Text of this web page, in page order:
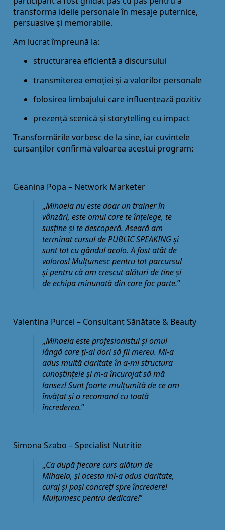
transforma ideile personale în mesaje puternice,
persuasive și memorabile.
Am lucrat împreună la:
structurarea eficientă a discursului
transmiterea emoției și a valorilor personale
folosirea limbajului care influențează pozitiv
prezență scenică și storytelling cu impact
Transformările vorbesc de la sine, iar cuvintele
cursanților confirmă valoarea acestui program:
Geanina Popa – Network Marketer
„Mihaela nu este doar un trainer în
vânzări, este omul care te înțelege, te
susține și te descoperă. Aseară am
terminat cursul de PUBLIC SPEAKING și
sunt tot cu gândul acolo. A fost atât de
valoros! Mulțumesc pentru tot parcursul
și pentru că am crescut alături de tine și
de echipa minunată din care fac parte.”
Valentina Purcel – Consultant Sănătate & Beauty
„Mihaela este profesionistul și omul
lângă care ți-ai dori să fii mereu. Mi-a
adus multă claritate în a-mi structura
cunoștințele și m-a încurajat să mă
lansez! Sunt foarte mulțumită de ce am
învățat și o recomand cu toată
încrederea.”
Simona Szabo – Specialist Nutriție
„Ca după fiecare curs alături de
Mihaela, și acesta mi-a adus claritate,
curaj și pași concreți spre încredere!
Mulțumesc pentru dedicare!”